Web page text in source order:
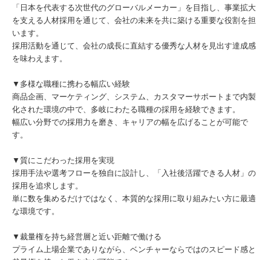
「日本を代表する次世代のグローバルメーカー」を目指し、事業拡大
を支える人材採用を通じて、会社の未来を共に築ける重要な役割を担
います。
採用活動を通じて、会社の成長に直結する優秀な人材を見出す達成感
を味わえます。
▼多様な職種に携わる幅広い経験
商品企画、マーケティング、システム、カスタマーサポートまで内製
化された環境の中で、多岐にわたる職種の採用を経験できます。
幅広い分野での採用力を磨き、キャリアの幅を広げることが可能で
す。
▼質にこだわった採用を実現
採用手法や選考フローを独自に設計し、「入社後活躍できる人材」の
採用を追求します。
単に数を集めるだけではなく、本質的な採用に取り組みたい方に最適
な環境です。
▼裁量権を持ち経営層と近い距離で働ける
プライム上場企業でありながら、ベンチャーならではのスピード感と